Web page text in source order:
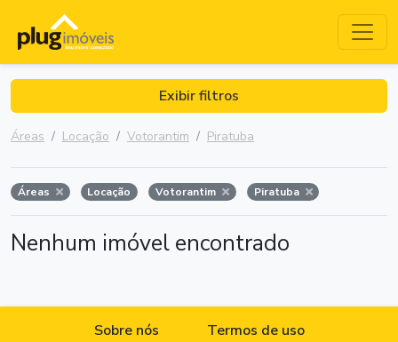
Exibir filtros
Áreas Locação Votorantim Piratuba
Áreas Locação Votorantim Piratuba
Nenhum imóvel encontrado
Sobre nós
Termos de uso